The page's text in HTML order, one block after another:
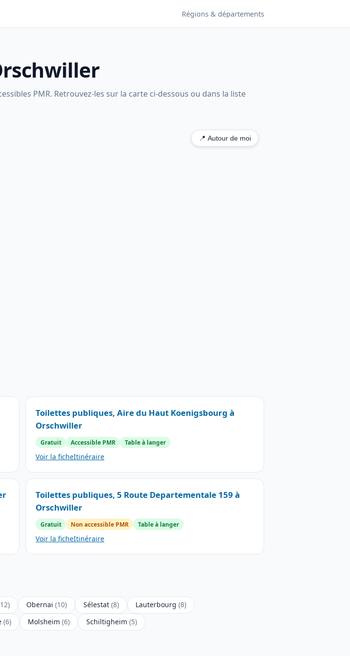
Régions & départements
PMR. Retrouvez-les sur la carte ci-dessous ou dans la liste
📍 Autour de moi
Toilettes publiques, Aire du Haut Koenigsbourg à
Orschwiller
Gratuit Accessible PMR Table à langer
Voir la ficheItinéraire
Toilettes publiques, 5 Route Departementale 159 à
Orschwiller
Gratuit Non accessible PMR Table à langer
Voir la ficheItinéraire
Obernai (10) Sélestat (8) Lauterbourg (8)
(6) Molsheim (6) Schiltigheim (5)